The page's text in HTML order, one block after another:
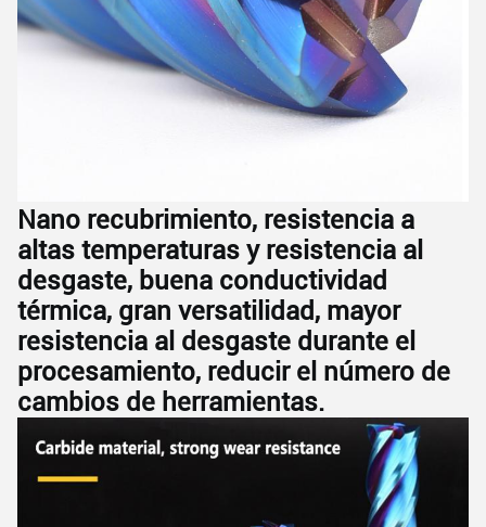
Nano recubrimiento, resistencia a
altas temperaturas y resistencia al
desgaste, buena conductividad
térmica, gran versatilidad, mayor
resistencia al desgaste durante el
procesamiento, reducir el número de
cambios de herramientas.